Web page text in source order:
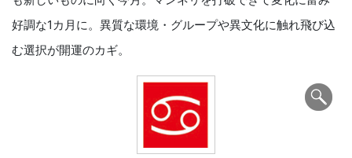
好調な1カ月に。異質な環境・グループや異文化に触れ飛び込
む選択が開運のカギ。